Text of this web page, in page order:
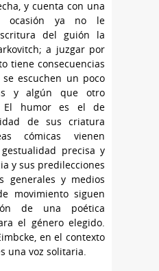
y cuenta con una
ocasión ya no le
del guión la
a juzgar por
tiene consecuencias
escuchen un poco
y algún que otro
El humor es el de
de sus criatura
cómicas vienen
precisa y
y sus predilecciones
generales y medios
movimiento siguen
de una poética
el género elegido.
en el contexto
una voz solitaria.